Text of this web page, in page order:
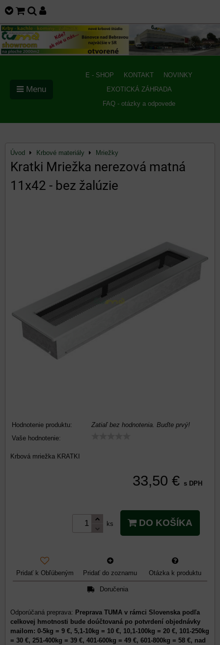
E - SHOP KONTAKT
NOVINKY
EXOTICKÁ ZÁHRADA
FAQ - otázky a odpovede
Menu
Úvod Krbové materiály Mriežky
Kratki Mriežka nerezová matná
11x42 - bez žalúzie
Hodnotenie produktu:
Zatiaľ bez hodnotenia. Buďte prvý!
Vaše hodnotenie:
Krbová mriežka KRATKI
33,50 € s DPH
ks DO KOŠÍKA
Pridať k Obľúbeným Pridať do zoznamu Otázka k produktu
Doručenia
Preprava TUMA v rámci Slovenska podľa
celkovej hmotnosti bude doúčtovaná po potvrdení objednávky
mailom: 0-5kg = 9 €, 5,1-10kg = 10 €, 10,1-100kg = 20 €, 101-250kg
= 30 €, 251-400kg = 39 €, 401-600kg = 49 €, 601-800kg = 58 €, nad